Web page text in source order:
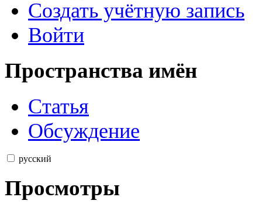
Создать учётную запись
Войти
Пространства имён
Статья
Обсуждение
русский
Просмотры